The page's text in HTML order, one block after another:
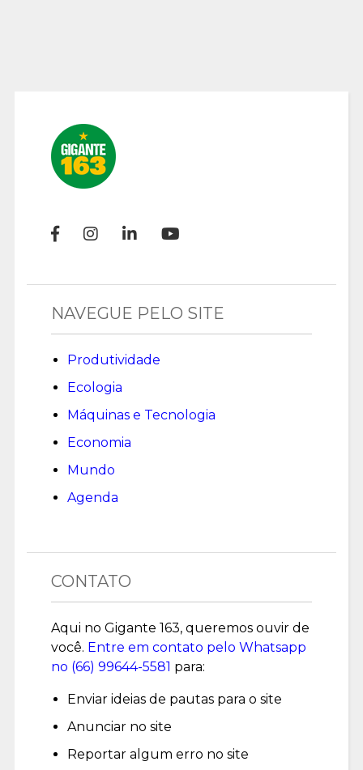
NAVEGUE PELO SITE
Produtividade
Ecologia
Máquinas e Tecnologia
Economia
Mundo
Agenda
CONTATO
Aqui no Gigante 163, queremos ouvir de
você. Entre em contato pelo Whatsapp
no (66) 99644-5581 para:
Enviar ideias de pautas para o site
Anunciar no site
Reportar algum erro no site